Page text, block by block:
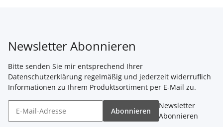
Newsletter Abonnieren
Bitte senden Sie mir entsprechend Ihrer
Datenschutzerklärung regelmäßig und jederzeit widerruflich
Informationen zu Ihrem Produktsortiment per E-Mail zu.
Abonnieren
Newsletter
Abonnieren